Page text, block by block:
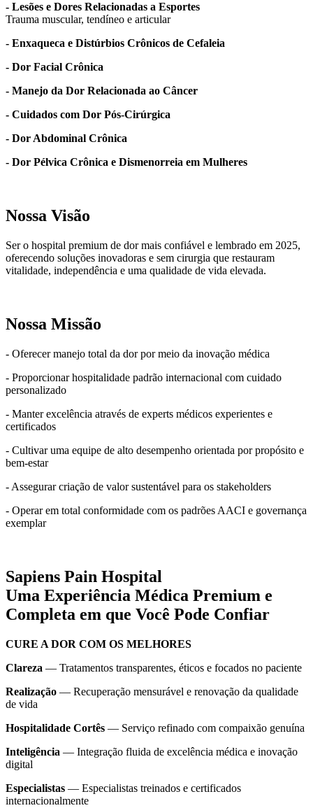
- Lesões e Dores Relacionadas a Esportes
Trauma muscular, tendíneo e articular
- Enxaqueca e Distúrbios Crônicos de Cefaleia
- Dor Facial Crônica
- Manejo da Dor Relacionada ao Câncer
- Cuidados com Dor Pós-Cirúrgica
- Dor Abdominal Crônica
- Dor Pélvica Crônica e Dismenorreia em Mulheres
Nossa Visão
Ser o hospital premium de dor mais confiável e lembrado em 2025,
oferecendo soluções inovadoras e sem cirurgia que restauram
vitalidade, independência e uma qualidade de vida elevada.
Nossa Missão
- Oferecer manejo total da dor por meio da inovação médica
- Proporcionar hospitalidade padrão internacional com cuidado
personalizado
- Manter excelência através de experts médicos experientes e
certificados
- Cultivar uma equipe de alto desempenho orientada por propósito e
bem-estar
- Assegurar criação de valor sustentável para os stakeholders
- Operar em total conformidade com os padrões AACI e governança
exemplar
Sapiens Pain Hospital
Uma Experiência Médica Premium e
Completa em que Você Pode Confiar
CURE A DOR COM OS MELHORES
Clareza — Tratamentos transparentes, éticos e focados no paciente
Realização — Recuperação mensurável e renovação da qualidade
de vida
Hospitalidade Cortês — Serviço refinado com compaixão genuína
Inteligência — Integração fluida de excelência médica e inovação
digital
Especialistas — Especialistas treinados e certificados
internacionalmente